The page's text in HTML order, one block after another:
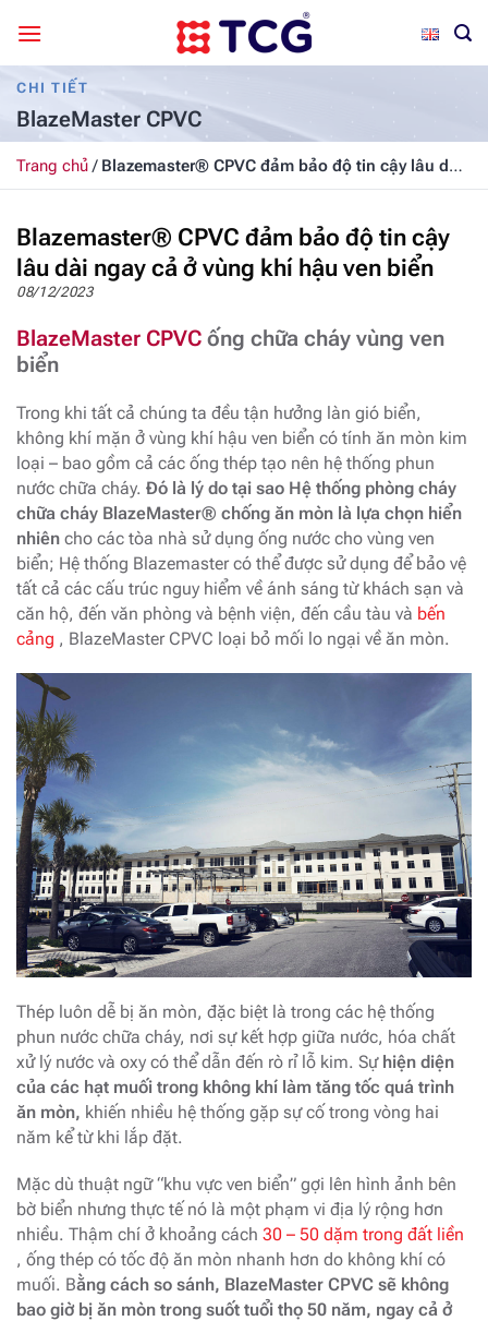
qua
nội
dungCHI TIẾT
BlazeMaster CPVC
Trang chủ/ Blazemaster® CPVC đảm bảo độ tin cậy lâu dài
ngay cả ở vùng khí hậu ven biển
Blazemaster® CPVC đảm bảo độ tin cậy
lâu dài ngay cả ở vùng khí hậu ven biển
08/12/2023
BlazeMaster CPVC ống chữa cháy vùng ven
biển
Trong khi tất cả chúng ta đều tận hưởng làn gió biển,
không khí mặn ở vùng khí hậu ven biển có tính ăn mòn kim
loại – bao gồm cả các ống thép tạo nên hệ thống phun
nước chữa cháy. Đó là lý do tại sao Hệ thống phòng cháy
chữa cháy BlazeMaster® chống ăn mòn là lựa chọn hiển
nhiên cho các tòa nhà sử dụng ống nước cho vùng ven
biển; Hệ thống Blazemaster có thể được sử dụng để bảo vệ
tất cả các cấu trúc nguy hiểm về ánh sáng từ khách sạn và
căn hộ, đến văn phòng và bệnh viện, đến cầu tàu và bến
cảng , BlazeMaster CPVC loại bỏ mối lo ngại về ăn mòn.
Thép luôn dễ bị ăn mòn, đặc biệt là trong các hệ thống
phun nước chữa cháy, nơi sự kết hợp giữa nước, hóa chất
xử lý nước và oxy có thể dẫn đến rò rỉ lỗ kim. Sự hiện diện
của các hạt muối trong không khí làm tăng tốc quá trình
ăn mòn, khiến nhiều hệ thống gặp sự cố trong vòng hai
năm kể từ khi lắp đặt.
Mặc dù thuật ngữ “khu vực ven biển” gợi lên hình ảnh bên
bờ biển nhưng thực tế nó là một phạm vi địa lý rộng hơn
nhiều. Thậm chí ở khoảng cách 30 – 50 dặm trong đất liền
, ống thép có tốc độ ăn mòn nhanh hơn do không khí có
muối. Bằng cách so sánh, BlazeMaster CPVC sẽ không
bao giờ bị ăn mòn trong suốt tuổi thọ 50 năm, ngay cả ở